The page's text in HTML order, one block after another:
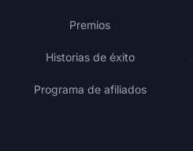
Premios
Historias de éxito
Programa de afiliados